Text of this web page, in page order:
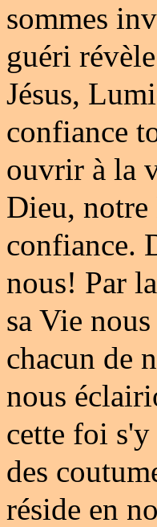
sommes
guéri
Jésus,
confiance
ouvrir à la
Dieu, notre
confiance.
nous! Par
sa Vie
chacun de
nous
cette foi s'y
des
réside en